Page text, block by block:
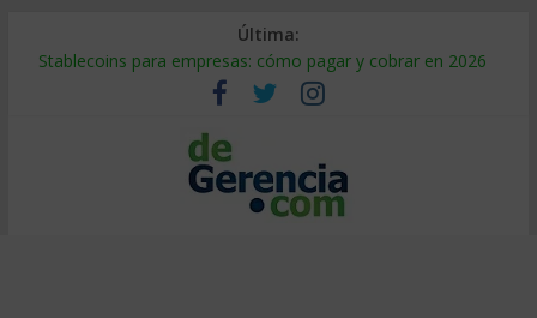
Última:
Stablecoins para empresas: cómo pagar y cobrar en 2026
Despido silencioso: qué es y por qué sale tan caro
IA en selección de personal: cómo auditarla a tiempo
Trabajo forzoso en la cadena de suministro: qué hacer
Mercado hispano de EE. UU.: cómo segmentarlo y venderle